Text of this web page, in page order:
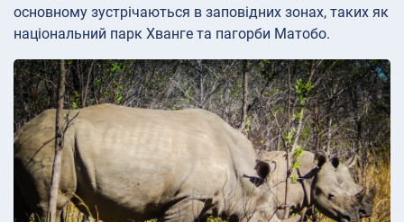
основному зустрічаються в заповідних зонах, таких як
національний парк Хванге та пагорби Матобо.